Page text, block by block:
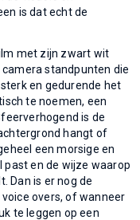
is dat echt de
met zijn zwart wit
standpunten die
en gedurende het
te noemen, een
is de
hangt of
een morsige en
en de wijze waarop
Dan is er nog de
overs, of wanneer
te leggen op een